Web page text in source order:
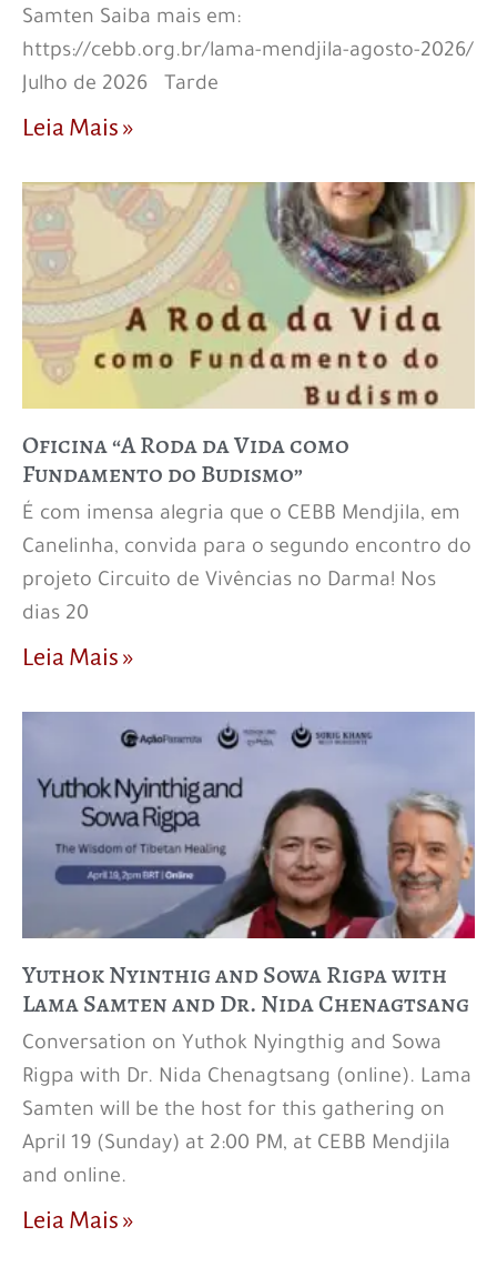
Samten Saiba mais em:
https://cebb.org.br/lama-mendjila-agosto-2026/
Julho de 2026 Tarde
Leia Mais »
Oficina “A Roda da Vida como
Fundamento do Budismo”
É com imensa alegria que o CEBB Mendjila, em
Canelinha, convida para o segundo encontro do
projeto Circuito de Vivências no Darma! Nos
dias 20
Leia Mais »
Yuthok Nyinthig and Sowa Rigpa with
Lama Samten and Dr. Nida Chenagtsang
Conversation on Yuthok Nyingthig and Sowa
Rigpa with Dr. Nida Chenagtsang (online). Lama
Samten will be the host for this gathering on
April 19 (Sunday) at 2:00 PM, at CEBB Mendjila
and online.
Leia Mais »